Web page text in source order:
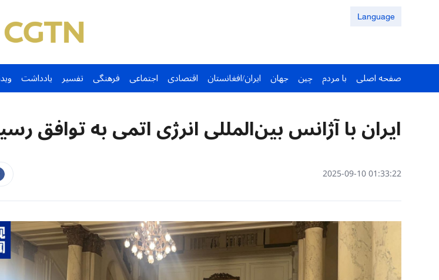
Language
صفحه اصلی با مردم چین جهان ایران/افغانستان اقتصادی اجتماعی فرهنگی تفسیر یادداشت
ایران با آژانس بین‌المللی انرژی اتمی به توافق
01:33:22 2025-09-10